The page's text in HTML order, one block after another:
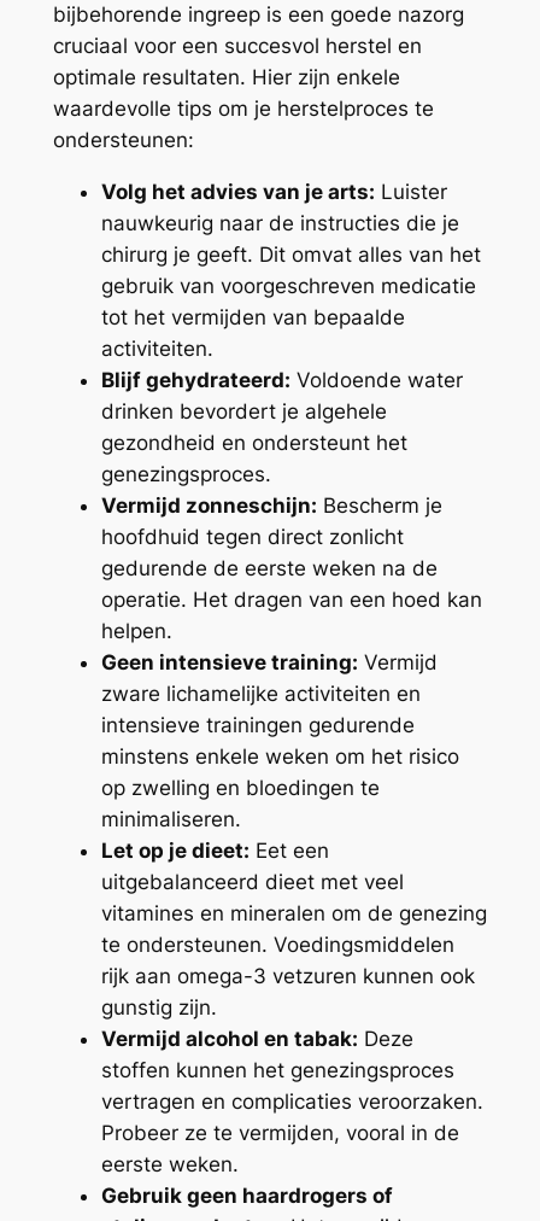
bijbehorende ingreep is een goede nazorg
cruciaal voor een succesvol herstel en
optimale resultaten. Hier zijn enkele
waardevolle tips om je herstelproces te
ondersteunen:
Volg het advies van je arts: Luister
nauwkeurig naar de instructies die je
chirurg je geeft. Dit omvat alles van het
gebruik van voorgeschreven medicatie
tot het vermijden van bepaalde
activiteiten.
Blijf gehydrateerd: Voldoende water
drinken bevordert je algehele
gezondheid en ondersteunt het
genezingsproces.
Vermijd zonneschijn: Bescherm je
hoofdhuid tegen direct zonlicht
gedurende de eerste weken na de
operatie. Het dragen van een hoed kan
helpen.
Geen intensieve training: Vermijd
zware lichamelijke activiteiten en
intensieve trainingen gedurende
minstens enkele weken om het risico
op zwelling en bloedingen te
minimaliseren.
Let op je dieet: Eet een
uitgebalanceerd dieet met veel
vitamines en mineralen om de genezing
te ondersteunen. Voedingsmiddelen
rijk aan omega-3 vetzuren kunnen ook
gunstig zijn.
Vermijd alcohol en tabak: Deze
stoffen kunnen het genezingsproces
vertragen en complicaties veroorzaken.
Probeer ze te vermijden, vooral in de
eerste weken.
Gebruik geen haardrogers of